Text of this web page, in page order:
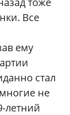
Все
ему
стал
не
летний